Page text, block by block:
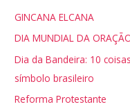
i
s
GINCANA ELCANA
DIA MUNDIAL DA
Dia da Bandeira: 10
símbolo brasileiro
Reforma Protestante